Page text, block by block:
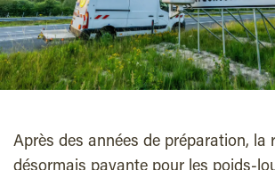
Après des années de préparation, la